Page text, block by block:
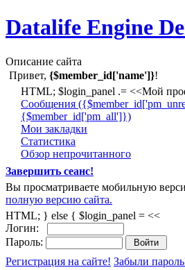
Datalife Engine
Описание сайта
Привет, {$member_id['name']}!
HTML; $login_panel .= <<Мой
Cообщения
{$member_id['pm_all']})
Мои закладки
Статистика
Обзор непрочитанного
Завершить сеанс!
Вы просматриваете мобильную
полную версию сайта.
HTML; } else { $login_panel = <<
Логин:
Пароль:
Регистрация на сайте! Забыли